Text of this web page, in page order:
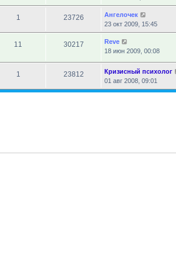
1 23726
Ангелочек
23 окт 2009, 15:45
11 30217
Reve
18 июн 2009, 00:08
1 23812
Кризисный психолог
01 авг 2008, 09:01